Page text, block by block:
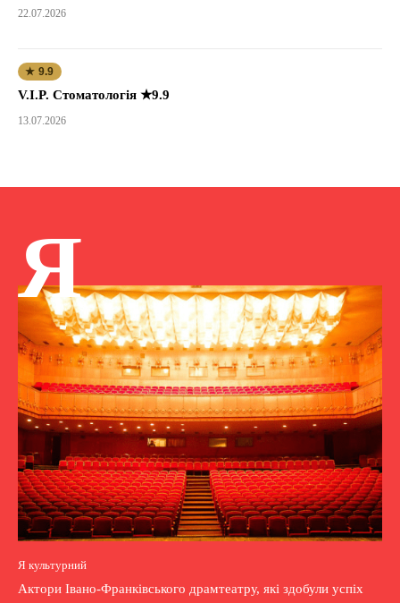
22.07.2026
★ 9.9
V.I.P. Стоматологія ★9.9
13.07.2026
Я
Я культурний
Актори Івано-Франківського драмтеатру, які здобули успіх